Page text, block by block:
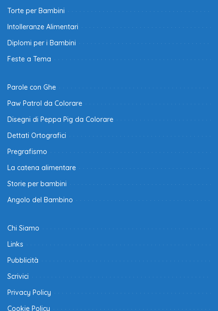
Torte per Bambini
Intolleranze Alimentari
Diplomi per i Bambini
Feste a Tema
Parole con Ghe
Paw Patrol da Colorare
Disegni di Peppa Pig da Colorare
Dettati Ortografici
Pregrafismo
La catena alimentare
Storie per bambini
Angolo del Bambino
Chi Siamo
Links
Pubblicità
Scrivici
Privacy Policy
Cookie Policy